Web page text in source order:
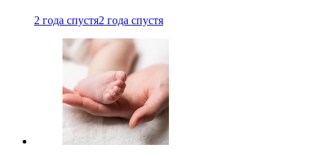
2 года спустя2 года спустя